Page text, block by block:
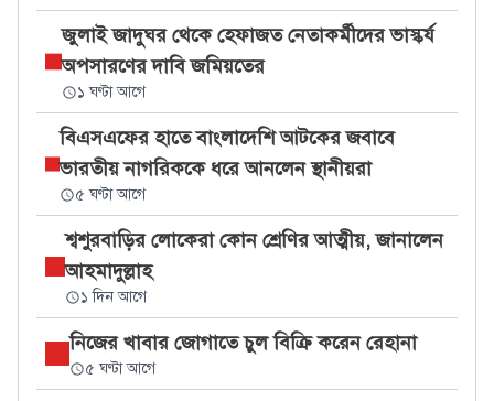
জুলাই জাদুঘর থেকে হেফাজত নেতাকর্মীদের ভাস্কর্য
অপসারণের দাবি জমিয়তের
১ ঘণ্টা আগে
বিএসএফের হাতে বাংলাদেশি আটকের জবাবে
ভারতীয় নাগরিককে ধরে আনলেন স্থানীয়রা
৫ ঘণ্টা আগে
শ্বশুরবাড়ির লোকেরা কোন শ্রেণির আত্মীয়, জানালেন
আহমাদুল্লাহ
১ দিন আগে
নিজের খাবার জোগাতে চুল বিক্রি করেন রেহানা
৫ ঘণ্টা আগে